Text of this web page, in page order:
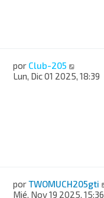
por Club-205
Lun, Dic 01 2025, 18:39
porTWOMUCH205gti
Mié, Nov 19 2025, 15:36